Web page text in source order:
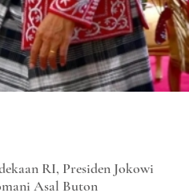
RI, Presiden Jokowi
Asal Buton